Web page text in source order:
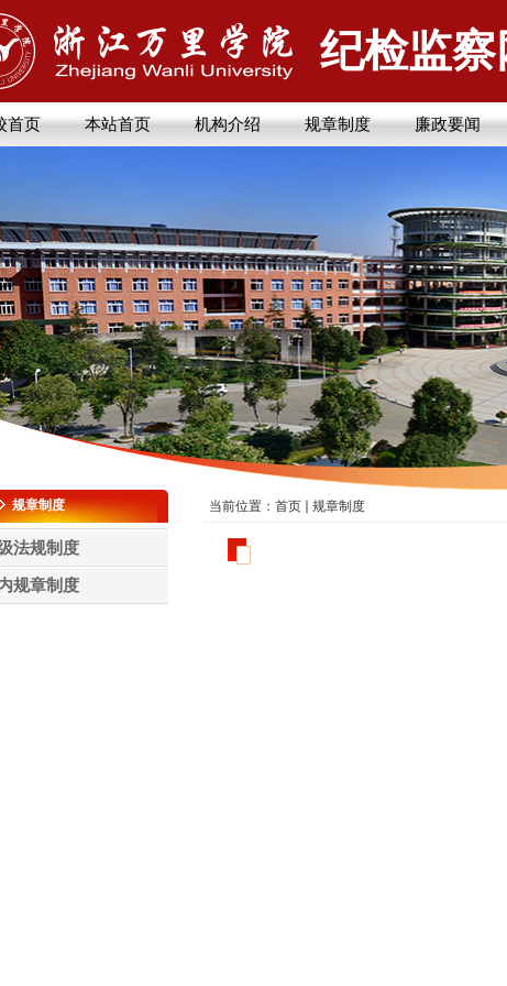
纪检监察
首页 本站首页 机构介绍 规章制度 廉政要闻
规章制度
级法规制度
规章制度
当前位置： 首页 规章制度